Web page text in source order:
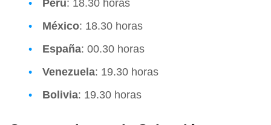
Perú: 18.30 horas
México: 18.30 horas
España: 00.30 horas
Venezuela: 19.30 horas
Bolivia: 19.30 horas